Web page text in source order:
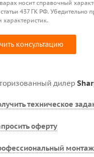
носит справочный
437 ГК РФ.
консультацию
дилер
техническое
оферту